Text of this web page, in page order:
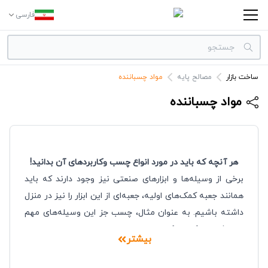
فارسی
دسته بندی‌ها
ساخت بازار مصالح پایه مواد چسباننده
مواد چسباننده
هر آنچه که باید در مورد انواع چسب وکاربردهای آن بدانید!
برخی از وسیله‌ها و ابزارهای صنعتی نیز وجود دارند که باید
همانند جعبه کمک‌های اولیه، جعبه‌ای از این ابزار را نیز در منزل
داشته باشیم. به عنوان مثال، چسب جز این وسیله‌های مهم
می‌باشد چرا که ممکن است روزانه چندین بار برای چسباندن
مواد، به انواع مختلف آن نیاز داشته باشید. البته استفاده از
بیشتر